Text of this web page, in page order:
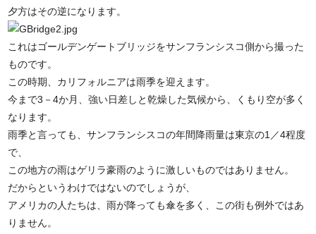
夕方はその逆になります。
これはゴールデンゲートブリッジをサンフランシスコ側から撮った
ものです。
この時期、カリフォルニアは雨季を迎えます。
今まで3－4か月、強い日差しと乾燥した気候から、くもり空が多く
なります。
雨季と言っても、サンフランシスコの年間降雨量は東京の1／4程度
で、
この地方の雨はゲリラ豪雨のように激しいものではありません。
だからというわけではないのでしょうが、
アメリカの人たちは、雨が降っても傘を多く、この街も例外ではあ
りません。